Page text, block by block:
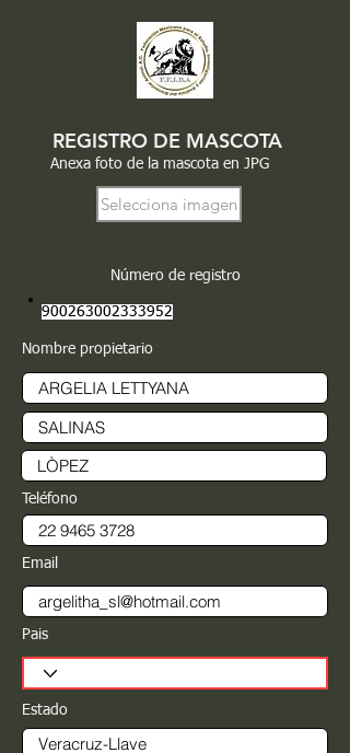
REGISTRO DE MASCOTA
Anexa foto de la mascota en JPG
Selecciona imagen
Número de registro
900263002333952
Nombre propietario
Teléfono
Email
Pais
Estado